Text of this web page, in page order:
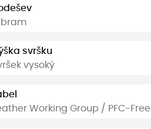
svršku
vysoký
Working Group / PFC-Free